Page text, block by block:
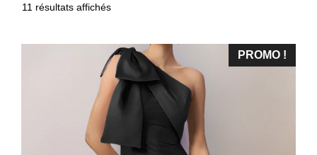
11 résultats affichés
PROMO !